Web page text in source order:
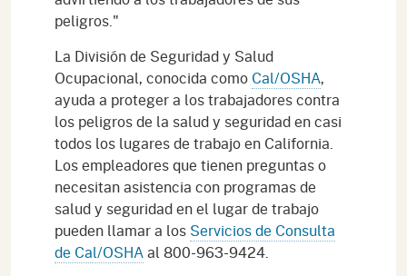
peligros."
La División de Seguridad y Salud
Ocupacional, conocida como Cal/OSHA,
ayuda a proteger a los trabajadores contra
los peligros de la salud y seguridad en casi
todos los lugares de trabajo en California.
Los empleadores que tienen preguntas o
necesitan asistencia con programas de
salud y seguridad en el lugar de trabajo
pueden llamar a los Servicios de Consulta
de Cal/OSHAal 800-963-9424.